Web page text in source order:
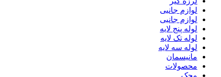
لوازم جانبی
لوازم جانبی
لوله پنج لایه
لوله تک لایه
لوله سه لایه
مانیسمان
محصولات
محک